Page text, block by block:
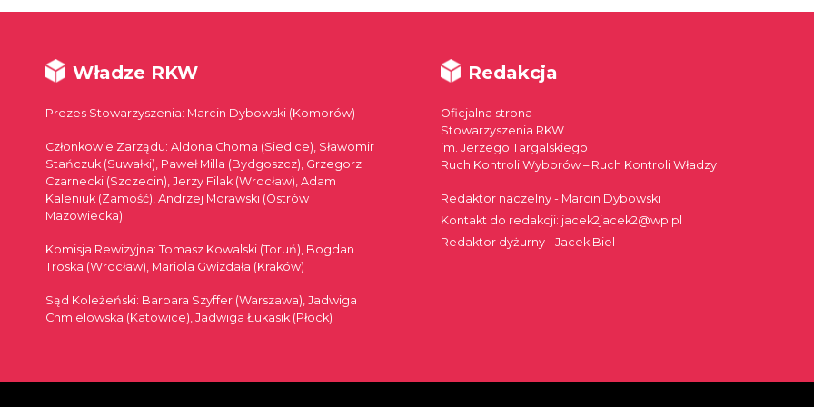
Władze RKW
Prezes Stowarzyszenia: Marcin Dybowski (Komorów)
Członkowie Zarządu: Aldona Choma (Siedlce), Sławomir
Stańczuk (Suwałki), Paweł Milla (Bydgoszcz), Grzegorz
Czarnecki (Szczecin), Jerzy Filak (Wrocław), Adam
Kaleniuk (Zamość), Andrzej Morawski (Ostrów
Mazowiecka)
Komisja Rewizyjna: Tomasz Kowalski (Toruń), Bogdan
Troska (Wrocław), Mariola Gwizdała (Kraków)
Sąd Koleżeński: Barbara Szyffer (Warszawa), Jadwiga
Chmielowska (Katowice), Jadwiga Łukasik (Płock)
Redakcja
Oficjalna strona
Stowarzyszenia RKW
im. Jerzego Targalskiego
Ruch Kontroli Wyborów – Ruch Kontroli Władzy
Redaktor naczelny - Marcin Dybowski
Kontakt do redakcji: jacek2jacek2@wp.pl
Redaktor dyżurny - Jacek Biel